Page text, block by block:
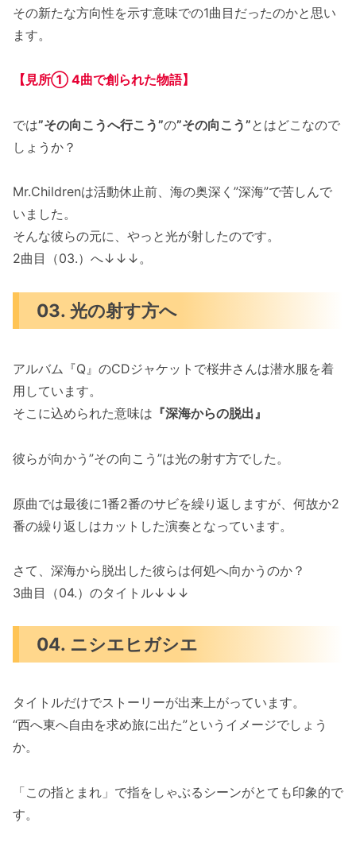
その新たな方向性を示す意味での1曲目だったのかと思い
ます。
【見所① 4曲で創られた物語】
では”その向こうへ行こう”の”その向こう”とはどこなので
しょうか？
Mr.Childrenは活動休止前、海の奥深く”深海”で苦しんで
いました。
そんな彼らの元に、やっと光が射したのです。
2曲目（03.）へ↓↓↓。
03. 光の射す方へ
アルバム『Q』のCDジャケットで桜井さんは潜水服を着
用しています。
そこに込められた意味は 『深海からの脱出』
彼らが向かう”その向こう”は光の射す方でした。
原曲では最後に1番2番のサビを繰り返しますが、何故か2
番の繰り返しはカットした演奏となっています。
さて、深海から脱出した彼らは何処へ向かうのか？
3曲目（04.）のタイトル↓↓↓
04. ニシエヒガシエ
タイトルだけでストーリーが出来上がっています。
“西へ東へ自由を求め旅に出た”というイメージでしょう
か。
「この指とまれ」で指をしゃぶるシーンがとても印象的で
す。